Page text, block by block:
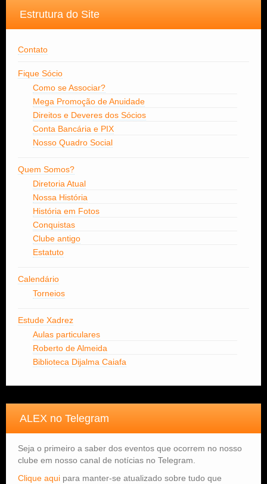
Estrutura do Site
Contato
Fique Sócio
Como se Associar?
Mega Promoção de Anuidade
Direitos e Deveres dos Sócios
Conta Bancária e PIX
Nosso Quadro Social
Quem Somos?
Diretoria Atual
Nossa História
História em Fotos
Conquistas
Clube antigo
Estatuto
Calendário
Torneios
Estude Xadrez
Aulas particulares
Roberto de Almeida
Biblioteca Dijalma Caiafa
ALEX no Telegram
Seja o primeiro a saber dos eventos que ocorrem no nosso
clube em nosso canal de notícias no Telegram.
Clique aqui para manter-se atualizado sobre tudo que